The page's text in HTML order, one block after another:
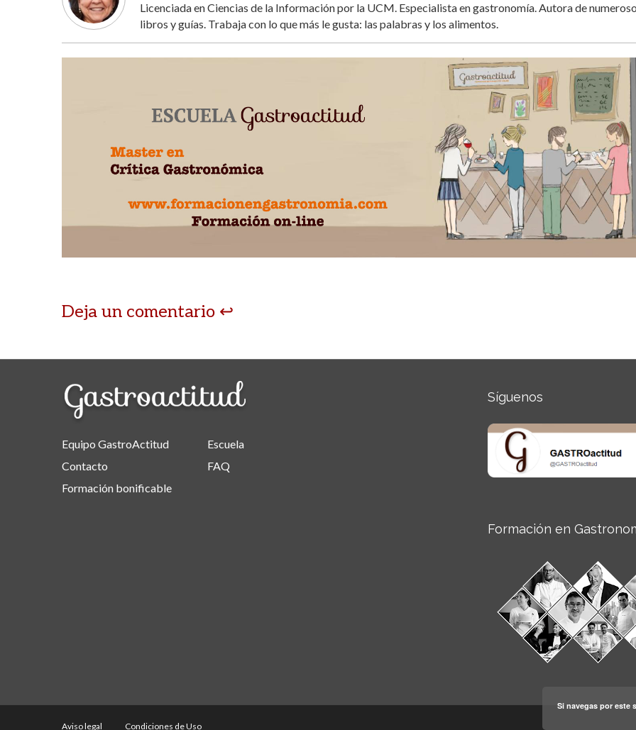
Licenciada en Ciencias de la Información por la UCM. Especialista en gastronomía. Autora de
libros y guías. Trabaja con lo que más le gusta: las palabras y los alimentos.
Deja un comentario
Equipo GastroActitud
Contacto
Formación bonificable
Escuela
FAQ
Síguenos
Formación en
Aviso legal Condiciones de Uso
Si navegas por este